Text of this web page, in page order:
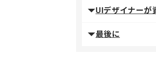
UIデザイナーが
最後に